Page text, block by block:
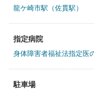
龍ケ崎市駅（佐貫駅）
指定病院
身体障害者福祉法指定医
駐車場